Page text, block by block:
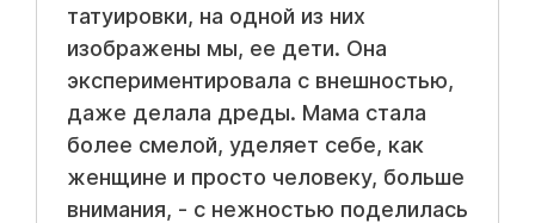
татуировки, на одной из них
изображены мы, ее дети. Она
экспериментировала с внешностью,
даже делала дреды. Мама стала
более смелой, уделяет себе, как
женщине и просто человеку, больше
внимания, - с нежностью поделилась